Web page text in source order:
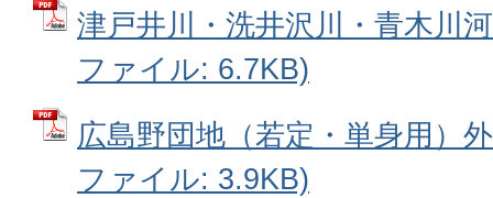
津戸井川・洗井沢川・青木川
ファイル: 6.7KB)
広島野団地（若定・単身用）
ファイル: 3.9KB)